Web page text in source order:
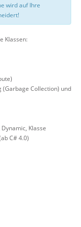
wird auf Ihre
Klassen:
Collection) und
Klasse
C# 4.0)